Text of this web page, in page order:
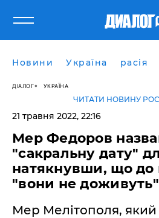
Новини Україна расія
ДІАЛОГ УКРАЇНА
ЧИТАТИ НОВИНУ
21 травня 2022, 22:16
Мер Федоров
"сакральну дату"
натякнувши, що до
"вони не доживуть"
Мер Мелітополя,